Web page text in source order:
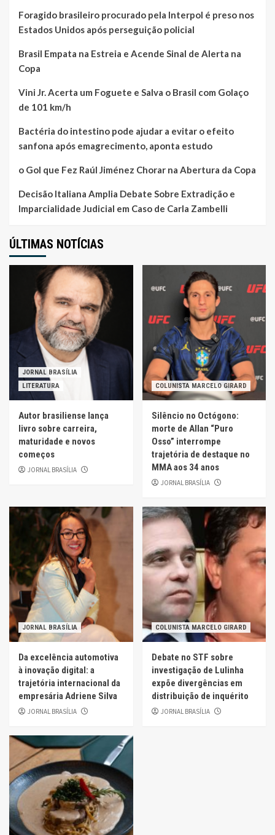
Foragido brasileiro procurado pela Interpol é preso nos
Estados Unidos após perseguição policial
Brasil Empata na Estreia e Acende Sinal de Alerta na
Copa
Vini Jr. Acerta um Foguete e Salva o Brasil com Golaço
de 101 km/h
Bactéria do intestino pode ajudar a evitar o efeito
sanfona após emagrecimento, aponta estudo
o Gol que Fez Raúl Jiménez Chorar na Abertura da Copa
Decisão Italiana Amplia Debate Sobre Extradição e
Imparcialidade Judicial em Caso de Carla Zambelli
ÚLTIMAS NOTÍCIAS
JORNAL BRASÍLIA
LITERATURA
Autor brasiliense lança
livro sobre carreira,
maturidade e novos
começos
JORNAL BRASÍLIA
COLUNISTA MARCELO GIRARD
Silêncio no Octógono:
morte de Allan “Puro
Osso” interrompe
trajetória de destaque no
MMA aos 34 anos
JORNAL BRASÍLIA
JORNAL BRASÍLIA
Da excelência automotiva
à inovação digital: a
trajetória internacional da
empresária Adriene Silva
JORNAL BRASÍLIA
COLUNISTA MARCELO GIRARD
Debate no STF sobre
investigação de Lulinha
expõe divergências em
distribuição de inquérito
JORNAL BRASÍLIA